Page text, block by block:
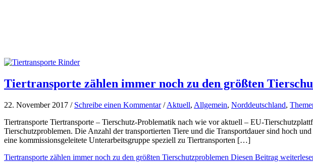
Tiertransporte zählen immer noch zu den größten
22. November 2017 / Schreibe einen Kommentar /Aktuell, Allgemein, Norddeutschland,
Tiertransporte Tiertransporte – Tierschutz-Problematik nach wie vor aktuell – EU-
Tierschutzproblemen. Die Anzahl der transportierten Tiere und die Transportdauer sind hoch
eine kommissionsgeleitete Unterarbeitsgruppe speziell zu Tiertransporten […]
Tiertransporte zählen immer noch zu den größten Tierschutzproblemen Diesen Beitrag